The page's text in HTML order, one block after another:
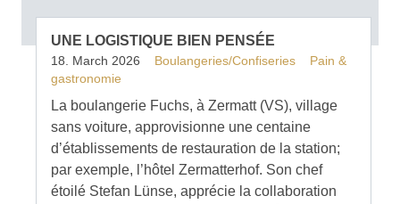
UNE LOGISTIQUE BIEN PENSÉE
18. March 2026 Boulangeries/Confiseries
Pain &
gastronomie
La boulangerie Fuchs, à Zermatt (VS), village
sans voiture, approvisionne une centaine
d’établissements de restauration de la station;
par exemple, l’hôtel Zermatterhof. Son chef
étoilé Stefan Lünse, apprécie la collaboration